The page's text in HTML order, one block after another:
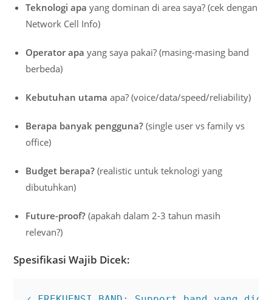
Teknologi apa yang dominan di area saya? (cek dengan
Network Cell Info)
Operator apa yang saya pakai? (masing-masing band
berbeda)
Kebutuhan utama apa? (voice/data/speed/reliability)
Berapa banyak pengguna? (single user vs family vs
office)
Budget berapa? (realistic untuk teknologi yang
dibutuhkan)
Future-proof? (apakah dalam 2-3 tahun masih
relevan?)
Spesifikasi Wajib Dicek: